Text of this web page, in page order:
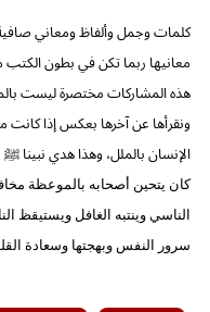
كلمات وجمل وألفاظ ومعاني صافية
معانيها ربما تكن في بطون الكتب
هذه المشاركات مختصرة ليست
ونقرأها عن آخرها بعكس إذا كانت
الإنسان بالملل، وهذا هدي نبينا ﷺ
كان يتحين أصحابه بالموعظة
الناسي وينتبه الغافل ويستيقظ
سرور النفس وبهجتها وسعادة